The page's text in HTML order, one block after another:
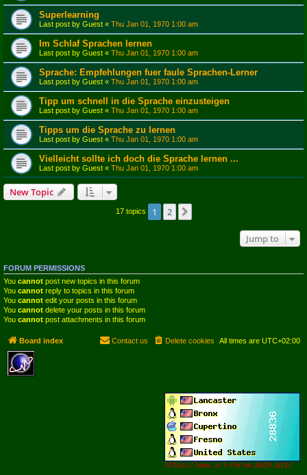
Superlearning
Last post by Guest « Thu Jan 01, 1970 1:00 am
Im Schlaf Sprachen lernen
Last post by Guest « Thu Jan 01, 1970 1:00 am
Sprache: Empfehlungen fuer faule Sprachen-Lerner
Last post by Guest « Thu Jan 01, 1970 1:00 am
Tipp um schnell in die Sprache einzusteigen
Last post by Guest « Thu Jan 01, 1970 1:00 am
Tipps um die Sprache zu lernen
Last post by Guest « Thu Jan 01, 1970 1:00 am
Vielleicht sollte ich doch die Sprache lernen ...
Last post by Guest « Thu Jan 01, 1970 1:00 am
New Topic
17 topics 1 2
Jump to
FORUM PERMISSIONS
You cannot post new topics in this forum
You cannot reply to topics in this forum
You cannot edit your posts in this forum
You cannot delete your posts in this forum
You cannot post attachments in this forum
Board index All times are UTC+02:00
Delete cookies
Contact us